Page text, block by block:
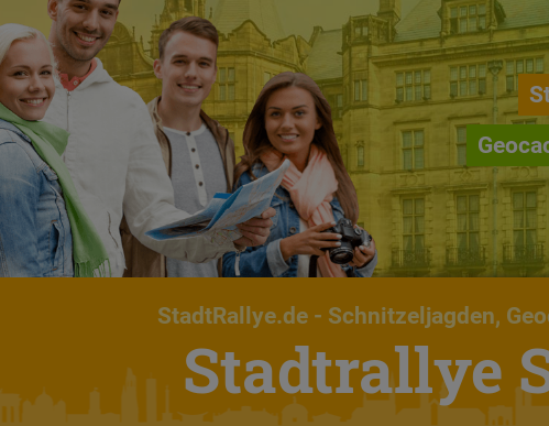
StadtRallye.de- Schnitzeljagden,
Stadtrallye